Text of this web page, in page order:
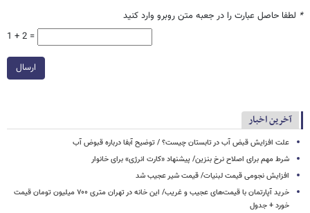
* لطفا حاصل عبارت را در جعبه متن روبرو وارد کنید
1 + 2 =
ارسال
آخرین اخبار
علت افزایش قبض آب در تابستان چیست؟ / توضیح آبفا درباره قبوض آب
شرط مهم برای اصلاح نرخ بنزین/ پیشنهاد «کارت انرژی» برای خانوار
افزایش نجومی قیمت لبنیات/ قیمت شیر عجیب شد
خرید آپارتمان با قیمت‌های عجیب و غریب/ این خانه در تهران متری ۷۰۰ میلیون تومان قیمت
خورد + جدول